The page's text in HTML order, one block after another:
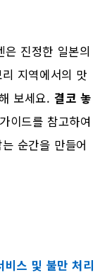
진정한 일본의
지역에서의 맛
보세요.결코 놓
이드를 참고하여
순간을 만들어
비스 및 불만 처리